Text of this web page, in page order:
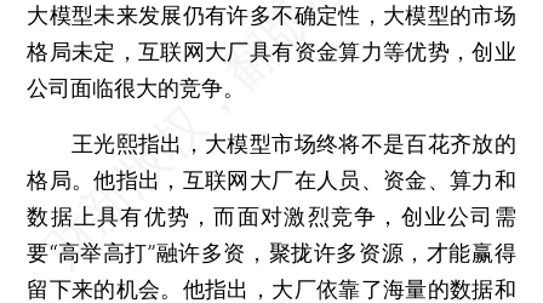
大模型未来发展仍有许多不确定性，大模型的市场
格局未定，互联网大厂具有资金算力等优势，创业
公司面临很大的竞争。
王光熙指出，大模型市场终将不是百花齐放的
格局。他指出，互联网大厂在人员、资金、算力和
数据上具有优势，而面对激烈竞争，创业公司需
要“高举高打”融许多资，聚拢许多资源，才能赢得
留下来的机会。他指出，大厂依靠了海量的数据和